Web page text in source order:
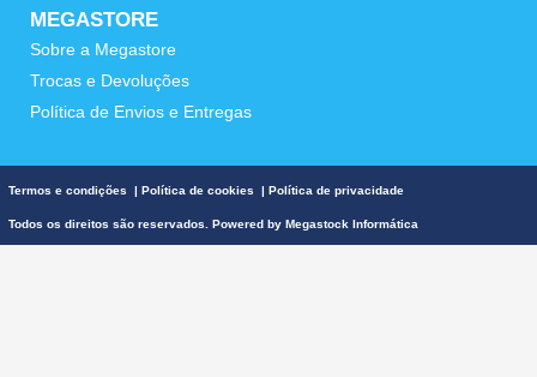
MEGASTORE
Sobre a Megastore
Trocas e Devoluções
Política de Envios e Entregas
Termos e condições Política de cookies Política de privacidade
Todos os direitos são reservados. Powered by Megastock Informática